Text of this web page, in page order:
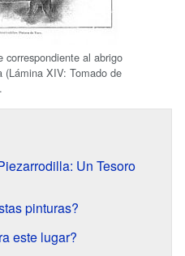
correspondiente al abrigo
(Lámina XIV: Tomado de
Un Tesoro
pinturas?
este lugar?